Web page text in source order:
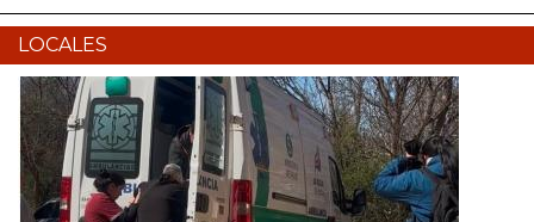
LOCALES